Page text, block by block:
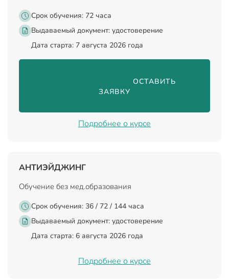
Срок обучения: 72 часа
Выдаваемый документ: удостоверение
Дата старта: 7 августа 2026 года
                                ОСТАВИТЬ
ЗАЯВКУ
Подробнее о курсе
АНТИЭЙДЖИНГ
Обучение без мед.образования
Срок обучения: 36 / 72 / 144 часа
Выдаваемый документ: удостоверение
Дата старта: 6 августа 2026 года
Подробнее о курсе